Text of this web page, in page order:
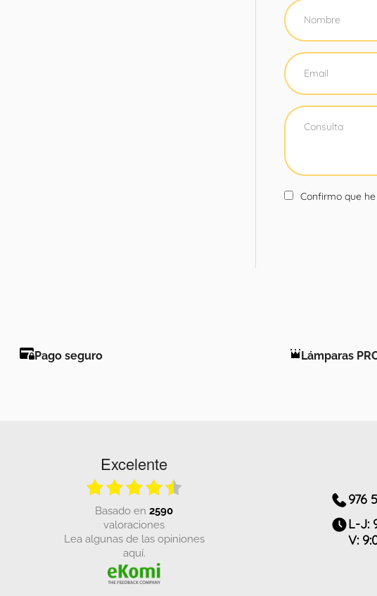
Confirmo que
Pago seguro Lámparas
Excelente
basado en 2590
valoraciones
Lea algunas de las opiniones
aquí.
976
L-J:
V: